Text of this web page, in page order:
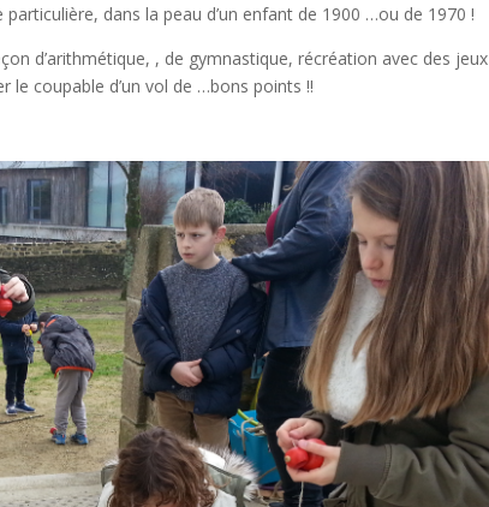
dans la peau d’un enfant de 1900 …ou de 1970 !
d’arithmétique, , de gymnastique, récréation avec des jeux
coupable d’un vol de …bons points !!